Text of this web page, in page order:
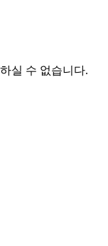
실 수 없습니다.